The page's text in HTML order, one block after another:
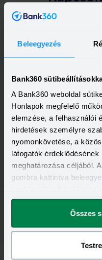
Beleegyezés
Bank360
A Bank360 weboldal
Honlapok megfelelő
elemzése, a felhasználói
hirdetések személyre
nyomonkövetése, a
látogatók
meghatározása céljából.
gombra kattintva
megváltoztathatod.
Összes
ÖNGONDOSKODÁS
A
egyenesen a
Elolvastam és
ÁSZF-ét